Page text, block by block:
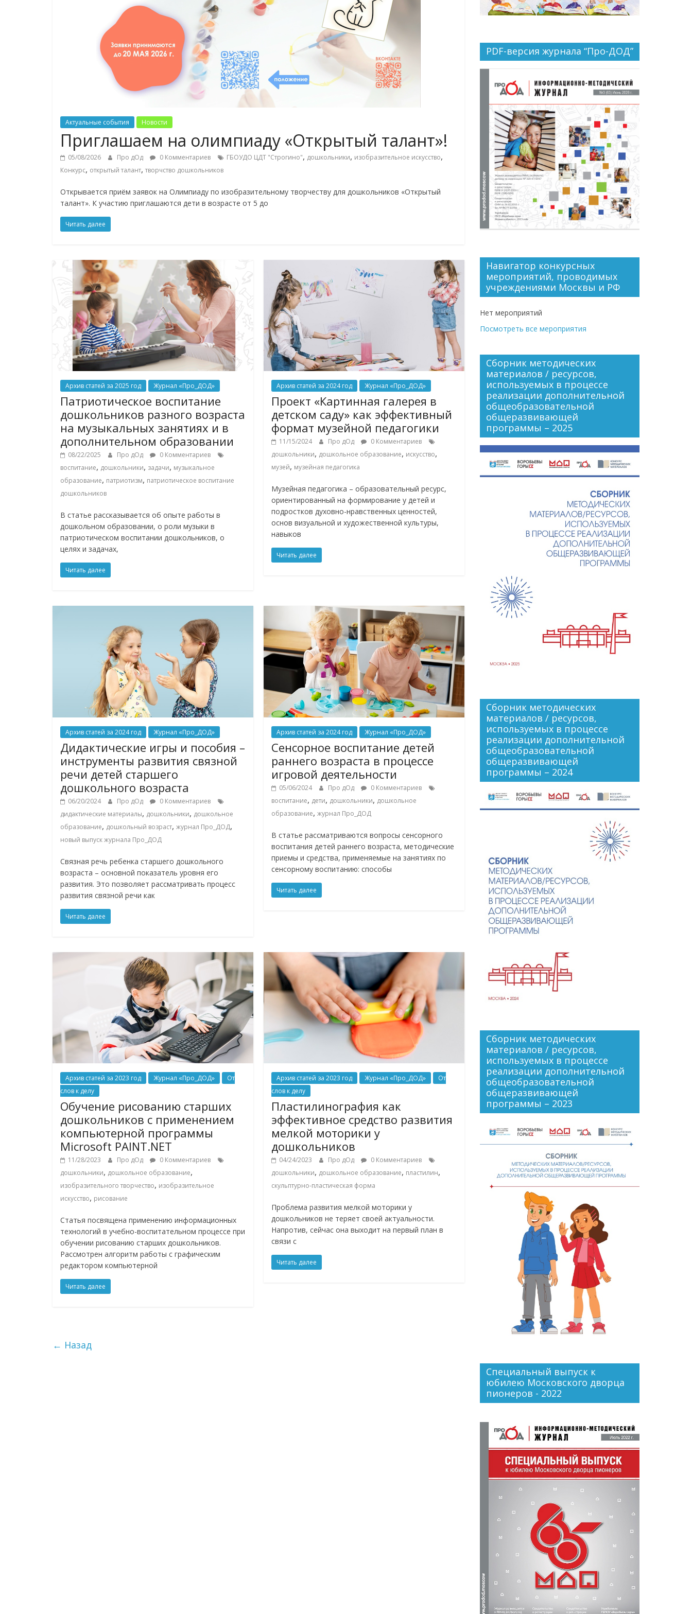
Актуальные события Новости
Приглашаем на олимпиаду «Открытый талант»!
05/08/2026 Про дОд 0 Комментариев ГБОУДО ЦДТ "Строгино", дошкольники, изобразительное искусство,
Конкурс, открытый талант, творчство дошкольников
Открывается приём заявок на Олимпиаду по изобразительному творчеству для дошкольников «Открытый
талант». К участию приглашаются дети в возрасте от 5 до
Читать далее
Архив статей за 2025 год Журнал «Про_ДОД»
Патриотическое воспитание
дошкольников разного возраста
на музыкальных занятиях и в
дополнительном образовании
08/22/2025 Про дОд
0 Комментариев
воспитание, дошкольники, задачи, музыкальное
образование, патриотизм, патриотическое воспитание
дошкольников
В статье рассказывается об опыте работы в
дошкольном образовании, о роли музыки в
патриотическом воспитании дошкольников, о
целях и задачах,
Читать далее
Архив статей за 2024 год Журнал «Про_ДОД»
Проект «Картинная галерея в
детском саду» как эффективный
формат музейной педагогики
11/15/2024 Про дОд
0 Комментариев
дошкольники, дошкольное образование, искусство,
музей, музейная педагогика
Музейная педагогика – образовательный ресурс,
ориентированный на формирование у детей и
подростков духовно-нравственных ценностей,
основ визуальной и художественной культуры,
навыков
Читать далее
Архив статей за 2024 год Журнал «Про_ДОД»
Дидактические игры и пособия –
инструменты развития связной
речи детей старшего
дошкольного возраста
06/20/2024 Про дОд
0 Комментариев
дидактические материалы, дошкольники, дошкольное
образование, дошкольный возраст, журнал Про_ДОД,
новый выпуск журнала Про_ДОД
Связная речь ребенка старшего дошкольного
возраста – основной показатель уровня его
развития. Это позволяет рассматривать процесс
развития связной речи как
Читать далее
Архив статей за 2024 год Журнал «Про_ДОД»
Сенсорное воспитание детей
раннего возраста в процессе
игровой деятельности
05/06/2024 Про дОд
0 Комментариев
воспитание, дети, дошкольники, дошкольное
образование,журнал Про_ДОД
В статье рассматриваются вопросы сенсорного
воспитания детей раннего возраста, методические
приемы и средства, применяемые на занятиях по
сенсорному воспитанию: способы
Читать далее
Архив статей за 2023 год Журнал «Про_ДОД»
От
слов к делу
Обучение рисованию старших
дошкольников с применением
компьютерной программы
Microsoft PAINT.NET
11/28/2023 Про дОд
0 Комментариев
дошкольники, дошкольное образование,
изобразительного творчество, изобразительное
искусство, рисование
Статья посвящена применению информационных
технологий в учебно-воспитательном процессе при
обучении рисованию старших дошкольников.
Рассмотрен алгоритм работы с графическим
редактором компьютерной
Читать далее
Архив статей за 2023 год Журнал «Про_ДОД»
От
слов к делу
Пластилинография как
эффективное средство развития
мелкой моторики у
дошкольников
04/24/2023 Про дОд
0 Комментариев
дошкольники, дошкольное образование, пластилин,
скульптурно-пластическая форма
Проблема развития мелкой моторики у
дошкольников не теряет своей актуальности.
Напротив, сейчас она выходит на первый план в
связи с
Читать далее
← Назад
PDF-версия журнала “Про-ДОД”
Навигатор конкурсных
мероприятий, проводимых
учреждениями Москвы и РФ
Нет мероприятий
Посмотреть все мероприятия
Сборник методических
материалов / ресурсов,
используемых в процессе
реализации дополнительной
общеобразовательной
общеразвивающей
программы – 2025
Сборник методических
материалов / ресурсов,
используемых в процессе
реализации дополнительной
общеобразовательной
общеразвивающей
программы – 2024
Сборник методических
материалов / ресурсов,
используемых в процессе
реализации дополнительной
общеобразовательной
общеразвивающей
программы – 2023
Специальный выпуск к
юбилею Московского дворца
пионеров - 2022